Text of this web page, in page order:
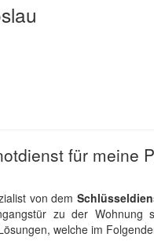
für meine
von dem
zu der Wohnung
welche im